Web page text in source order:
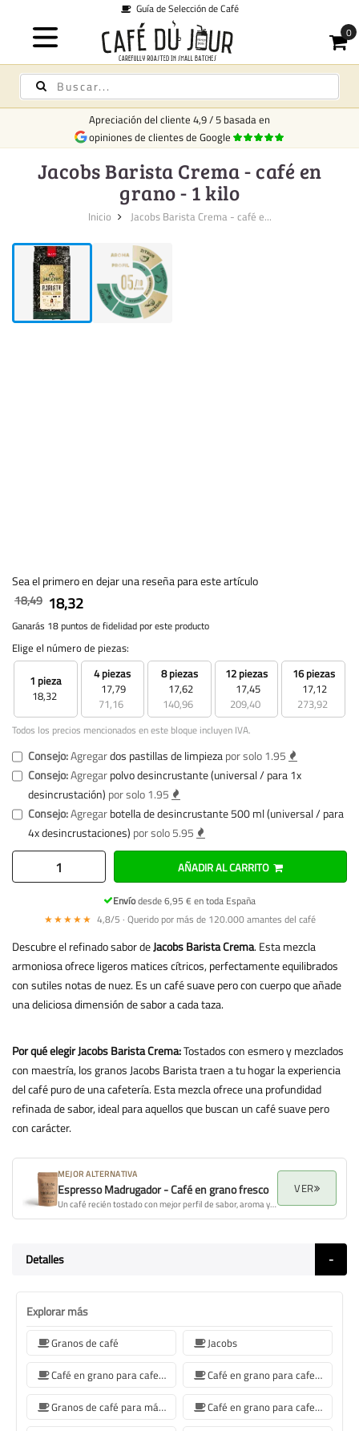
Apreciación del cliente 4,9/5 basada en
opiniones de clientes de Google
Jacobs Barista Crema - café en
grano - 1 kilo
Inicio Jacobs Barista Crema - café e...
Sea el primero en dejar una reseña para este artículo
18,49 18,32
Ganarás 18 puntos de fidelidad por este producto
Elige el número de piezas:
1 pieza
18,32
4 piezas
17,79
71,16
8 piezas
17,62
140,96
12 piezas
17,45
209,40
16 piezas
17,12
273,92
Todos los precios mencionados en este bloque incluyen IVA.
Consejo:Agregardos pastillas de limpiezapor solo 1.95
Consejo:Agregarpolvo desincrustante (universal / para 1x
desincrustación) por solo 1.95
Consejo:Agregarbotella de desincrustante 500 ml (universal / para
4x desincrustaciones) por solo 5.95
AÑADIR AL CARRITO
Envíodesde 6,95 € en toda España
★★★★★ 4,8/5 · Querido por más de 120.000 amantes del café
Descubre el refinado sabor deJacobs Barista Crema. Esta mezcla
armoniosa ofrece ligeros matices cítricos, perfectamente equilibrados
con sutiles notas de nuez. Es un café suave pero con cuerpo que añade
una deliciosa dimensión de sabor a cada taza.
Por qué elegir Jacobs Barista Crema:Tostados con esmero y mezclados
con maestría, los granos Jacobs Barista traen a tu hogar la experiencia
del café puro de una cafetería. Esta mezcla ofrece una profundidad
refinada de sabor, ideal para aquellos que buscan un café suave pero
con carácter.
MEJOR ALTERNATIVA
Espresso Madrugador - Café en grano fresco
Un café recién tostado con mejor perfil de sabor, aroma y calidad general.
VER
Detalles
Explorar más
Granos de café
Jacobs
Café en grano para cafetera Jura
Café en grano para cafetera De'Longhi
Granos de café para máquina de café Philips
Café en grano para cafetera Krups